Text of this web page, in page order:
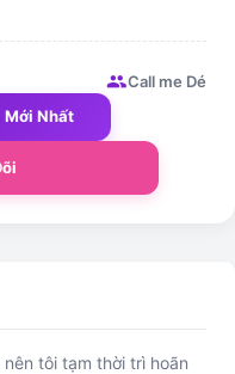
groupCall me Dé
Mới Nhất
tôi tạm thời trì hoãn